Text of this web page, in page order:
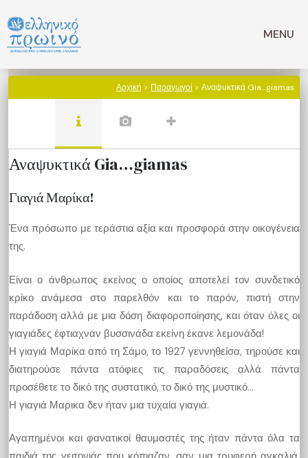
σε
περιεχόμενο
MENU
Αρχική > Παραγωγοί > Αναψυκτικά Gia…giamas
Αναψυκτικά Gia…giamas
Γιαγιά Μαρίκα!
Ένα πρόσωπο με τεράστια αξία και προσφορά στην οικογένεια
της.
Είναι ο άνθρωπος εκείνος ο οποίος αποτελεί τον συνδετικό
κρίκο ανάμεσα στο παρελθόν και το παρόν, πιστή στην
παράδοση αλλά με μια δόση διαφοροποίησης, και όταν όλες οι
γιαγιάδες έφτιαχναν βυσσινάδα εκείνη έκανε λεμονάδα!
Η γιαγιά Μαρίκα από τη Σάμο, το 1927 γεννηθείσα, τηρούσε και
διατηρούσε πάντα ατόφιες τις παραδόσεις αλλά πάντα
προσέθετε το δικό της συστατικό, το δικό της μυστικό…
Η γιαγιά Μαρικα δεν ήταν μια τυχαία γιαγιά.
Αγαπημένοι και φανατικοί θαυμαστές της ήταν πάντα όλα τα